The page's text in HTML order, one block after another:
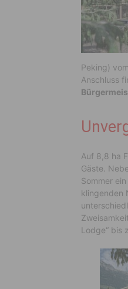
Peking)
Anschluss
Auf 8,8 ha
Gäste.
Sommer
klingenden
Lodge“ bis